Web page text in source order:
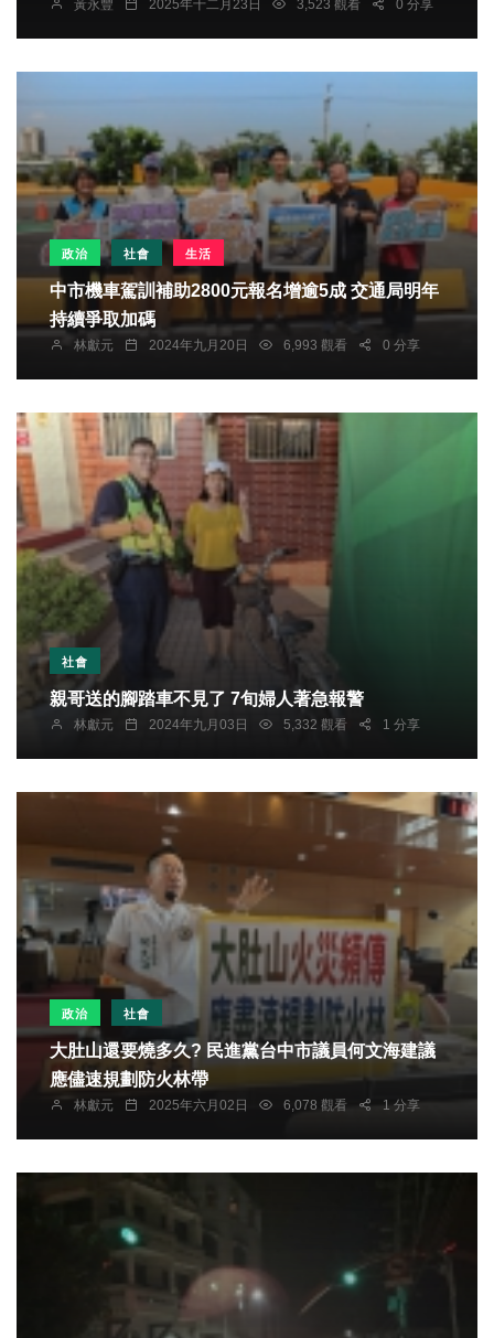
黃永豐 2025年十二月23日 3,523 觀看 0 分享
政治 社會 生活
中市機車駕訓補助2800元報名增逾5成 交通局明年
持續爭取加碼
林獻元 2024年九月20日 6,993 觀看 0 分享
社會
親哥送的腳踏車不見了 7旬婦人著急報警
林獻元 2024年九月03日 5,332 觀看 1 分享
政治 社會
大肚山還要燒多久? 民進黨台中市議員何文海建議
應儘速規劃防火林帶
林獻元 2025年六月02日 6,078 觀看 1 分享